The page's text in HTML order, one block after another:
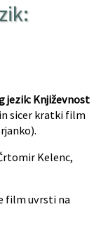
jezik: Književnost
sicer kratki film
Kelenc,
film uvrsti na